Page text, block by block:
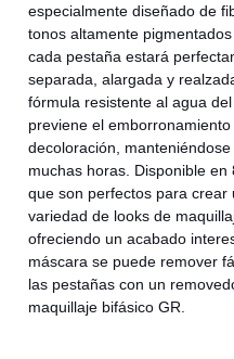
especialmente diseñado de
tonos altamente pigmentados
cada pestaña estará
separada, alargada y
fórmula resistente al agua
previene el emborronamiento
decoloración,
muchas horas. Disponible en
que son perfectos para crear
variedad de looks de
ofreciendo un acabado
máscara se puede remover
las pestañas con un
maquillaje bifásico GR.